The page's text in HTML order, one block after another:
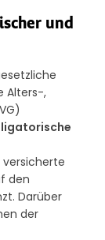
und
Alters-,
versicherte
den
Darüber
der